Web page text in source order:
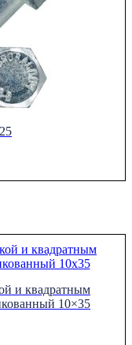
и квадратным
10×35